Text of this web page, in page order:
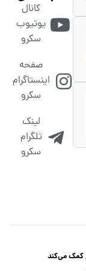
کانال
یوتیوب
سکرو
صفحه
اینستاگرام
سکرو
لینک
تلگرام
سکرو
مدیران کمک می‌کند